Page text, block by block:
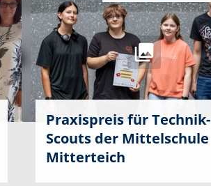
Praxispreis für Technik-
Scouts der Mittelschule
Mitterteich